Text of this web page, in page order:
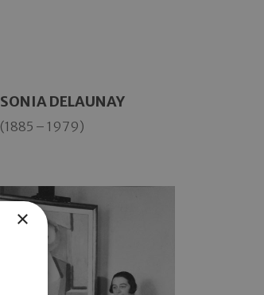
SONIA DELAUNAY
(1885 – 1979)
×